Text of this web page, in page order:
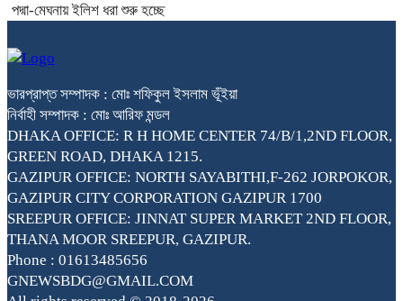
পদ্মা-মেঘনায় ইলিশ ধরা শুরু হচ্ছে
ভারপ্রাপ্ত সম্পাদক : মোঃ শফিকুল ইসলাম ভূঁইয়া
নির্বাহী সম্পাদক : মোঃ আরিফ মন্ডল
DHAKA OFFICE: R H HOME CENTER 74/B/1,2ND FLOOR,
GREEN ROAD, DHAKA 1215.
GAZIPUR OFFICE: NORTH SAYABITHI,F-262 JORPOKOR,
GAZIPUR CITY CORPORATION GAZIPUR 1700
SREEPUR OFFICE: JINNAT SUPER MARKET 2ND FLOOR,
THANA MOOR SREEPUR, GAZIPUR.
Phone : 01613485656
GNEWSBDG@GMAIL.COM